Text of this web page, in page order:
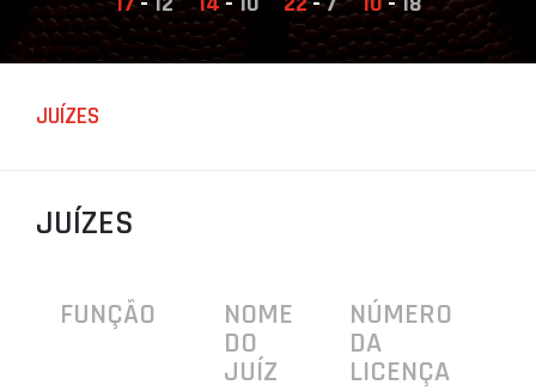
AGENDA
SELEÇÕES
ÁREA TÉCNICA
LIGA BETCLIC MASCULINA
JUÍZES
JUÍZES
FUNÇÃO
NOME
DO
JUÍZ
NÚMERO
DA
LICENÇA